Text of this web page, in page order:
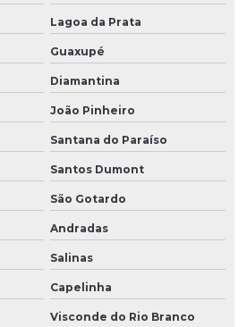
Lagoa da Prata
Guaxupé
Diamantina
João Pinheiro
Santana do Paraíso
Santos Dumont
São Gotardo
Andradas
Salinas
Capelinha
Visconde do Rio Branco